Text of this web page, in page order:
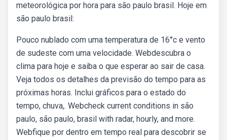
meteorológica por hora para são paulo brasil. Hoje em
são paulo brasil:
Pouco nublado com uma temperatura de 16°c e vento
de sudeste com uma velocidade. Webdescubra o
clima para hoje e saiba o que esperar ao sair de casa.
Veja todos os detalhes da previsão do tempo para as
próximas horas. Inclui gráficos para o estado do
tempo, chuva,. Webcheck current conditions in são
paulo, são paulo, brasil with radar, hourly, and more.
Webfique por dentro em tempo real para descobrir se